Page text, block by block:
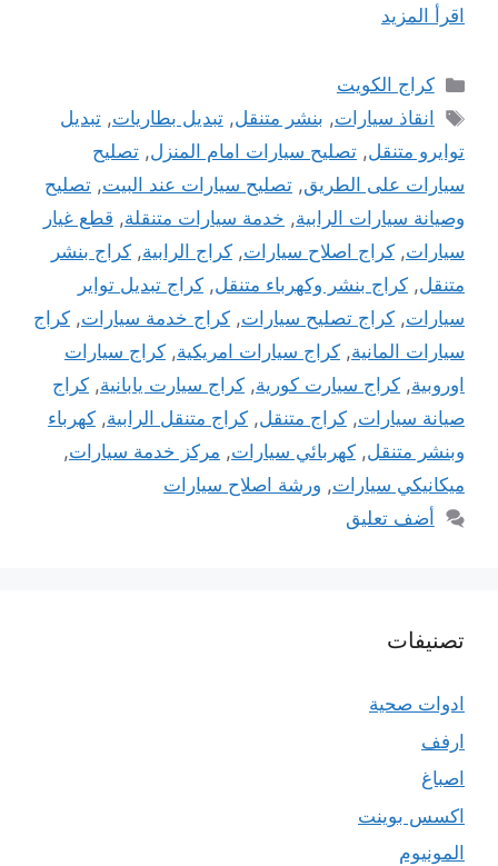
اقرأ المزيد
التصنيفات
كراج الكويت
الوسوم
انقاذ سيارات, بنشر متنقل,تبديل بطاريات,تبديل
توايرو متنقل, تصليح سيارات امام المنزل, تصليح
سيارات على الطريق, تصليح سيارات عند البيت, تصليح
وصيانة سيارات الرابية, خدمة سيارات متنقلة, قطع غيار
سيارات, كراج اصلاح سيارات, كراج الرابية, كراج بنشر
متنقل, كراج بنشر وكهرباء متنقل, كراج تبديل تواير
سيارات, كراج تصليح سيارات, كراج خدمة سيارات, كراج
سيارات المانية, كراج سيارات امريكية, كراج سيارات
اوروبية, كراج سيارت كورية, كراج سيارت يابانية, كراج
صيانة سيارات, كراج متنقل, كراج متنقل الرابية, كهرباء
وبنشر متنقل, كهربائي سيارات, مركز خدمة سيارات,
ميكانيكي سيارات, ورشة اصلاح سيارات
أضف تعليق
تصنيفات
ادوات صحية
ارفف
اصباغ
اكسس بوينت
المونيوم